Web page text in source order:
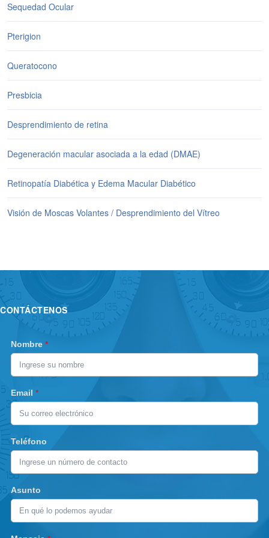
de contacto para la visión de lejos en un ojo y una lente
de contacto para la visión de cerca en el otro ojo)
2. TRATAMIENTO QUIRÚRGICO
Se considera como la técnica más efectiva. Consiste en
sustituir el cristalino por lentes intraoculares multifocales
(tres distancias: lejana, intermedia y cercana)
permitiéndonos corregir la presbicia y cualquier otro defecto
de graduación asociado como miopía, hipermetropía o
astigmatismo.
Sequedad Ocular
Pterigion
Queratocono
Presbicia
Desprendimiento de retina
Degeneración macular asociada a la edad (DMAE)
Retinopatía Diabética y Edema Macular Diabético
Visión de Moscas Volantes / Desprendimiento del Vítreo
CONTÁCTENOS
Nombre *
Email *
Teléfono
Asunto